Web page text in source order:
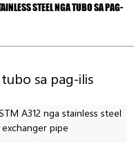
STEEL NGA TUBO SA PAG-
sa pag-ilis